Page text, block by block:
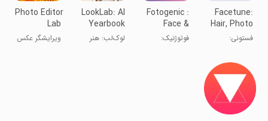
Facetune:
Hair, Photo
Editor
فستونی:
عکس
Fotogenic :
Face &
Body Editor
فوتوژنیک:
LookLab: AI
Yearbook
Photo Art
لوک‌لب: هنر
Photo Editor pro SnapPic
Lab
ویرایشگر عکس